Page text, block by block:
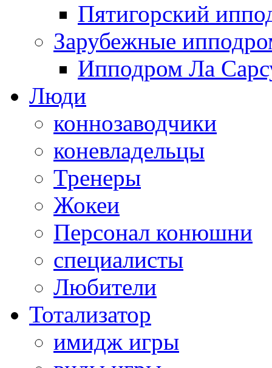
Пятигорский
Зарубежные
Ипподром Ла
Люди
коннозаводчики
коневладельцы
Тренеры
Жокеи
Персонал конюшни
специалисты
Любители
Тотализатор
имидж игры